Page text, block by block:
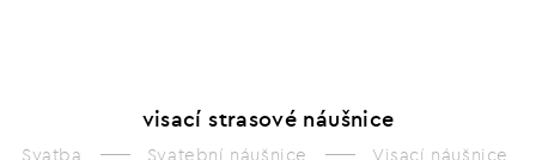
visací strasové náušnice
Svatba Svatební náušnice Visací náušnice